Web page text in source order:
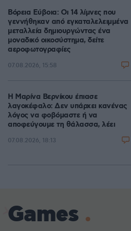
Βόρεια Εύβοια: Οι 14 λίμνες που
γεννήθηκαν από εγκαταλελειμμένα
μεταλλεία δημιουργώντας ένα
μοναδικό οικοσύστημα, δείτε
αεροφωτογραφίες
07.08.2026, 15:58
Η Μαρίνα Βερνίκου έπιασε
λαγοκέφαλο: Δεν υπάρχει κανένας
λόγος να φοβόμαστε ή να
αποφεύγουμε τη θάλασσα, λέει
07.08.2026, 18:13
Games